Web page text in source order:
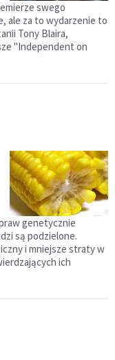
swego
ale za to wydarzenie to
Tony Blaira,
"Independent on
genetycznie
są podzielone.
i mniejsze straty w
ich